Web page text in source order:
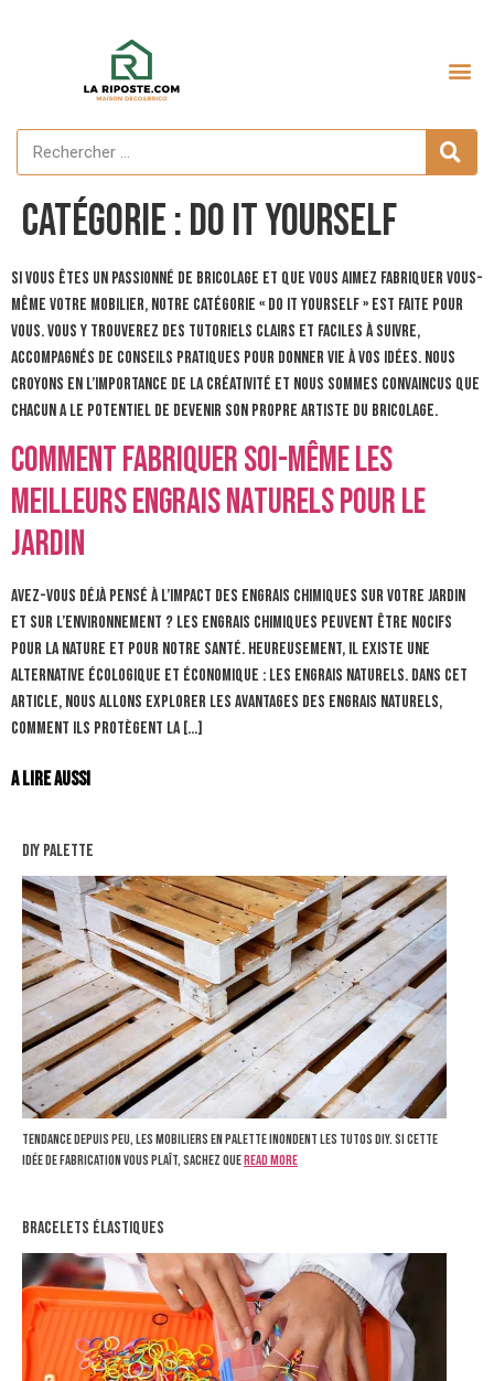
Catégorie :Do it yourself
Si vous êtes un passionné de bricolage et que vous aimez fabriquer vous-
même votre mobilier, notre catégorie « Do it Yourself » est faite pour
vous. Vous y trouverez des tutoriels clairs et faciles à suivre,
accompagnés de conseils pratiques pour donner vie à vos idées. Nous
croyons en l’importance de la créativité et nous sommes convaincus que
chacun a le potentiel de devenir son propre artiste du bricolage.
Comment fabriquer soi-même les
meilleurs engrais naturels pour le
jardin
Avez-vous déjà pensé à l’impact des engrais chimiques sur votre jardin
et sur l’environnement ? Les engrais chimiques peuvent être nocifs
pour la nature et pour notre santé. Heureusement, il existe une
alternative écologique et économique : les engrais naturels. Dans cet
article, nous allons explorer les avantages des engrais naturels,
comment ils protègent la […]
A lire aussi
diy palette
Tendance depuis peu, les mobiliers en palette inondent les tutos DIY. Si cette
idée de fabrication vous plaît, sachez queRead more
bracelets élastiques